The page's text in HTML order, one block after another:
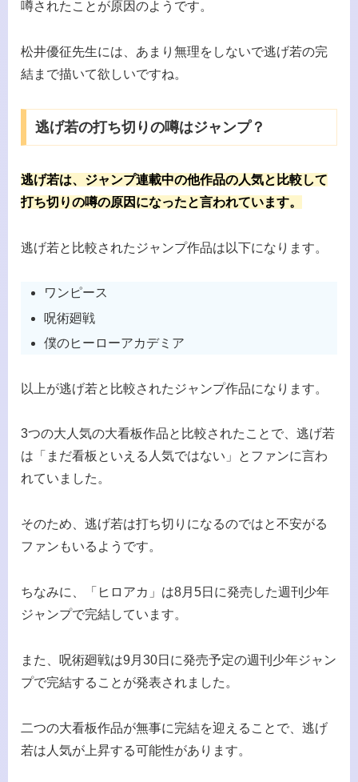
噂されたことが原因のようです。
松井優征先生には、あまり無理をしないで逃げ若の完
結まで描いて欲しいですね。
逃げ若の打ち切りの噂はジャンプ？
逃げ若は、ジャンプ連載中の他作品の人気と比較して
打ち切りの噂の原因になったと言われています。
逃げ若と比較されたジャンプ作品は以下になります。
ワンピース
呪術廻戦
僕のヒーローアカデミア
以上が逃げ若と比較されたジャンプ作品になります。
3つの大人気の大看板作品と比較されたことで、逃げ若
は「まだ看板といえる人気ではない」とファンに言わ
れていました。
そのため、逃げ若は打ち切りになるのではと不安がる
ファンもいるようです。
ちなみに、「ヒロアカ」は8月5日に発売した週刊少年
ジャンプで完結しています。
また、呪術廻戦は9月30日に発売予定の週刊少年ジャン
プで完結することが発表されました。
二つの大看板作品が無事に完結を迎えることで、逃げ
若は人気が上昇する可能性があります。